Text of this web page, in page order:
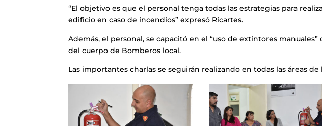
“El objetivo es que el personal tenga todas las estrategias para
edificio en caso de incendios” expresó Ricartes.
Además, el personal, se capacitó en el “uso de extintores
del cuerpo de Bomberos local.
Las importantes charlas se seguirán realizando en todas las áreas